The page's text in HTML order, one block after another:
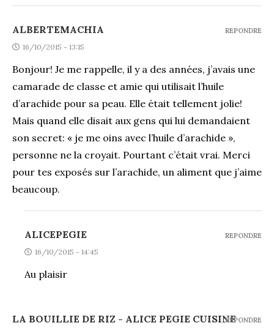
ALBERTEMACHIA
16/10/2015 - 13:15
Bonjour! Je me rappelle, il y a des années, j’avais une
camarade de classe et amie qui utilisait l’huile
d’arachide pour sa peau. Elle était tellement jolie!
Mais quand elle disait aux gens qui lui demandaient
son secret: « je me oins avec l’huile d’arachide »,
personne ne la croyait. Pourtant c’était vrai. Merci
pour tes exposés sur l’arachide, un aliment que j’aime
beaucoup.
REPONDRE
ALICEPEGIE
16/10/2015 - 14:45
Au plaisir
REPONDRE
LA BOUILLIE DE RIZ - ALICE PEGIE CUISINEREPONDRE